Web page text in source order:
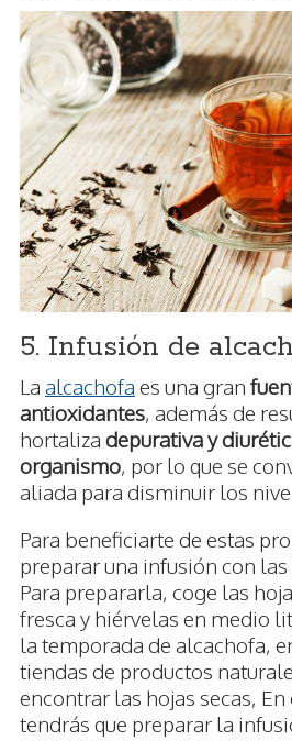
5. Infusión de
La alcachofa es una gran
antioxidantes, además de
hortaliza depurativa y
organismo, por lo que se
aliada para disminuir los
Para beneficiarte de estas
preparar una infusión con
Para prepararla, coge las
fresca y hiérvelas en medio
la temporada de alcachofa,
tiendas de productos
encontrar las hojas secas,
tendrás que preparar la